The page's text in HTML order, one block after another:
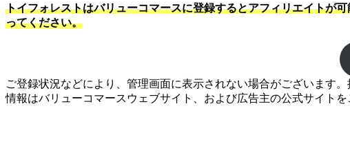
トイフォレストはバリューコマースに登録するとアフィリエイトが
ってください。
ご登録状況などにより、管理画面に表示されない場合がございます
情報はバリューコマースウェブサイト、および広告主の公式サイトを